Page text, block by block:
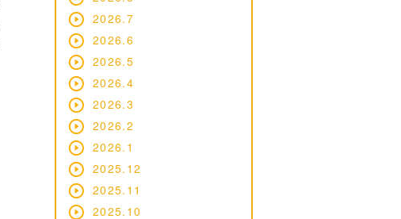
2026.7
2026.6
2026.5
2026.4
2026.3
2026.2
2026.1
2025.12
2025.11
2025.10